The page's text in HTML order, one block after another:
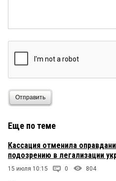
Отправить
Еще по теме
Кассация отменила
подозрению в легализации
15 июля 10:15 0 804